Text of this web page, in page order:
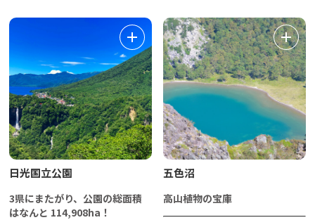
日光国立公園
3県にまたがり、公園の総面積
はなんと 114,908ha！
五色沼
高山植物の宝庫